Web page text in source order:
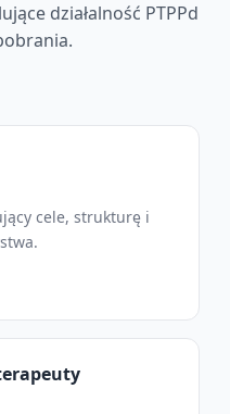
działalność PTPPd
cele, strukturę i